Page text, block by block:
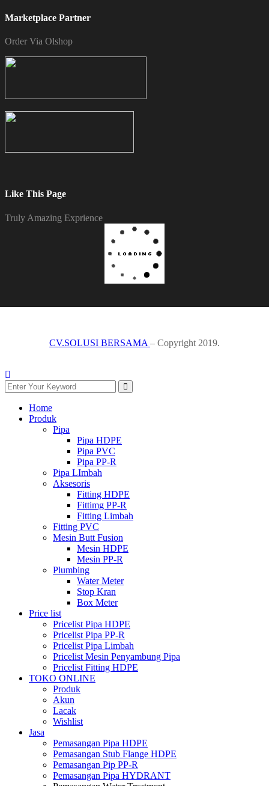
Marketplace Partner
Order Via Olshop
Like This Page
Truly Amazing Exprience
CV.SOLUSI BERSAMA – Copyright 2019.
Home
Produk
Pipa
Pipa HDPE
Pipa PVC
Pipa PP-R
Pipa LImbah
Aksesoris
Fitting HDPE
Fittimg PP-R
Fitting Limbah
Fitting PVC
Mesin Butt Fusion
Mesin HDPE
Mesin PP-R
Plumbing
Water Meter
Stop Kran
Box Meter
Price list
Pricelist Pipa HDPE
Pricelist Pipa PP-R
Pricelist Pipa Limbah
Pricelist Mesin Penyambung Pipa
Pricelist Fitting HDPE
TOKO ONLINE
Produk
Akun
Lacak
Wishlist
Jasa
Pemasangan Pipa HDPE
Pemasangan Stub Flange HDPE
Pemasangan Pip PP-R
Pemasangan Pipa HYDRANT